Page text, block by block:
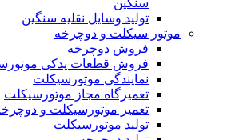
سنگین
تولید وسایل نقلیه سنگین
موتور سیکلت و دوچرخه
فروش دوچرخه
فروش قطعات یدکی
نمایندگی موتورسیکلت
تعمیرگاه مجاز موتورسیکلت
تعمیر موتورسیکلت و
تولید موتورسیکلت